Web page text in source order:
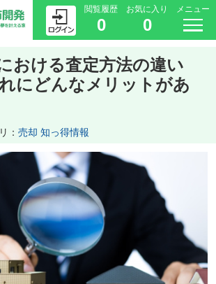
閲覧履歴
0
お気に入り
0
メニュー
おける査定方法の違い
にどんなメリットがあ
： 売却 知っ得情報